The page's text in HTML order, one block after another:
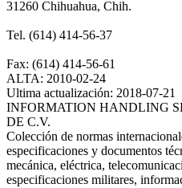
31260 Chihuahua, Chih.
Tel. (614) 414-56-37
Fax: (614) 414-56-61
ALTA: 2010-02-24
Ultima actualización: 2018-07-21
INFORMATION HANDLING
DE C.V.
Colección de normas
especificaciones y documentos
mecánica, eléctrica,
especificaciones militares,